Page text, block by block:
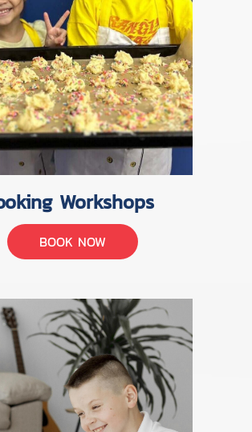
Workshops
BOOK NOW